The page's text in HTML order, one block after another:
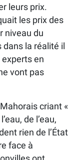
leurs prix.
les prix des
niveau du
dans la réalité il
experts en
vont pas
criant «
de l’eau,
rien de l’État
face à